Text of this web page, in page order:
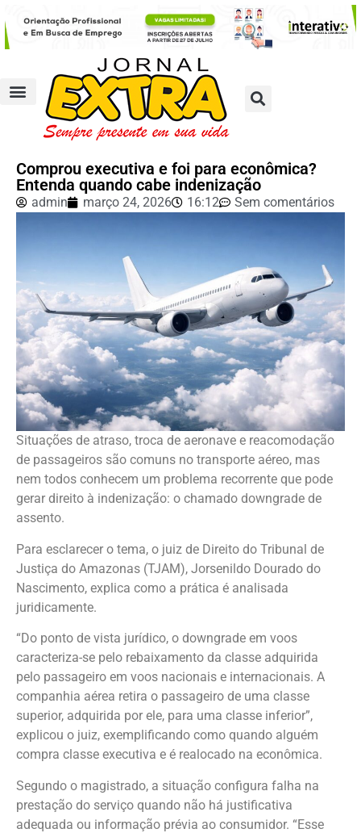
Comprou executiva e foi para econômica?
Entenda quando cabe indenização
admin março 24, 2026 16:12 Sem comentários
Situações de atraso, troca de aeronave e reacomodação
de passageiros são comuns no transporte aéreo, mas
nem todos conhecem um problema recorrente que pode
gerar direito à indenização: o chamado downgrade de
assento.
Para esclarecer o tema, o juiz de Direito do Tribunal de
Justiça do Amazonas (TJAM), Jorsenildo Dourado do
Nascimento, explica como a prática é analisada
juridicamente.
“Do ponto de vista jurídico, o downgrade em voos
caracteriza-se pelo rebaixamento da classe adquirida
pelo passageiro em voos nacionais e internacionais. A
companhia aérea retira o passageiro de uma classe
superior, adquirida por ele, para uma classe inferior”,
explicou o juiz, exemplificando como quando alguém
compra classe executiva e é realocado na econômica.
Segundo o magistrado, a situação configura falha na
prestação do serviço quando não há justificativa
adequada ou informação prévia ao consumidor. “Esse